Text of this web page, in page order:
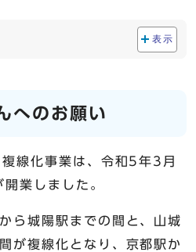
表示
へのお願い
線化事業は、令和5年3月
業しました。
ら城陽駅までの間と、山城
が複線化となり、京都駅か